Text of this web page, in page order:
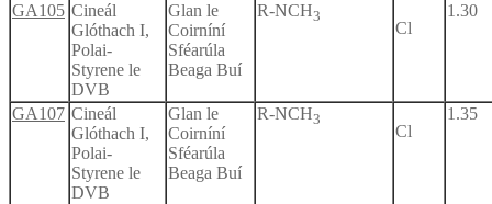
GA105 Cineál
Glóthach I,
Polai-
Styrene le
DVB
Glan le
Coirníní
Sféarúla
Beaga Buí
R-NCH3
Cl
1.30
GA107 Cineál
Glóthach I,
Polai-
Styrene le
DVB
Glan le
Coirníní
Sféarúla
Beaga Buí
R-NCH3
Cl
1.35